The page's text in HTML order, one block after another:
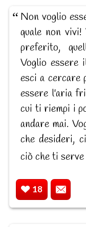
Non voglio
quale non
preferito,
Voglio essere
esci a cercare
essere l'aria
cui ti riempi i
andare mai.
che desideri,
ciò che ti
18